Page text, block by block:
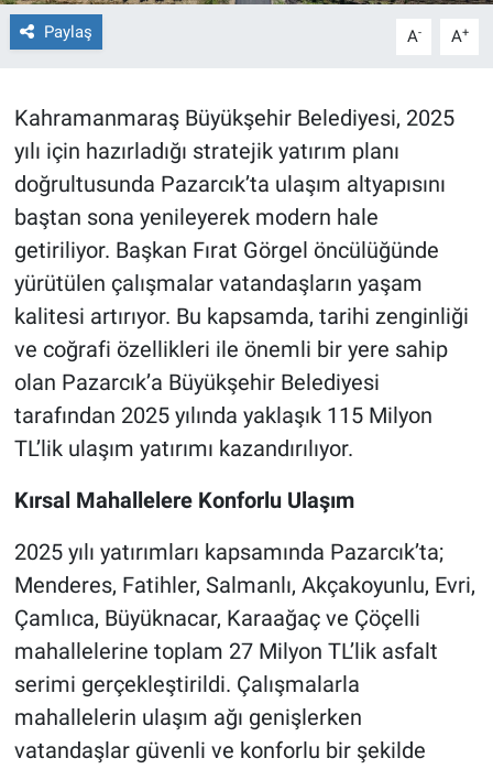
Paylaş A- A+
Kahramanmaraş Büyükşehir Belediyesi, 2025
yılı için hazırladığı stratejik yatırım planı
doğrultusunda Pazarcık’ta ulaşım altyapısını
baştan sona yenileyerek modern hale
getiriliyor. Başkan Fırat Görgel öncülüğünde
yürütülen çalışmalar vatandaşların yaşam
kalitesi artırıyor. Bu kapsamda, tarihi zenginliği
ve coğrafi özellikleri ile önemli bir yere sahip
olan Pazarcık’a Büyükşehir Belediyesi
tarafından 2025 yılında yaklaşık 115 Milyon
TL’lik ulaşım yatırımı kazandırılıyor.
Kırsal Mahallelere Konforlu Ulaşım
2025 yılı yatırımları kapsamında Pazarcık’ta;
Menderes, Fatihler, Salmanlı, Akçakoyunlu, Evri,
Çamlıca, Büyüknacar, Karaağaç ve Çöçelli
mahallelerine toplam 27 Milyon TL’lik asfalt
serimi gerçekleştirildi. Çalışmalarla
mahallelerin ulaşım ağı genişlerken
vatandaşlar güvenli ve konforlu bir şekilde
Bilim, Teknoloji
ÇEVRE
HABERDE İNSAN
EĞİTİM
BİLİM VE TEKNOLOJİ
Güvenlik
Bölge